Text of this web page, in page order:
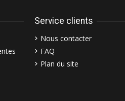
Service clients
Nous contacter
FAQ
Plan du site